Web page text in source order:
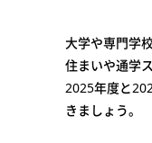
大学や専門学
住まいや通学
2025年度と
きましょう。